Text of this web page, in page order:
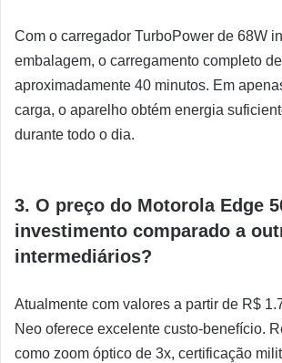
Com o carregador TurboPower de 68W
embalagem, o carregamento completo
aproximadamente 40 minutos. Em
carga, o aparelho obtém energia
durante todo o dia.
3. O preço do Motorola Edge
investimento comparado a
intermediários?
Atualmente com valores a partir de R$
Neo oferece excelente custo-benefício.
como zoom óptico de 3x, certificação